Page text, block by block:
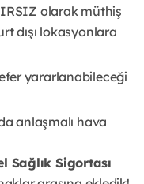
olarak müthiş
dışı lokasyonlara
yararlanabileceği
anlaşmalı hava
Sağlık Sigortası